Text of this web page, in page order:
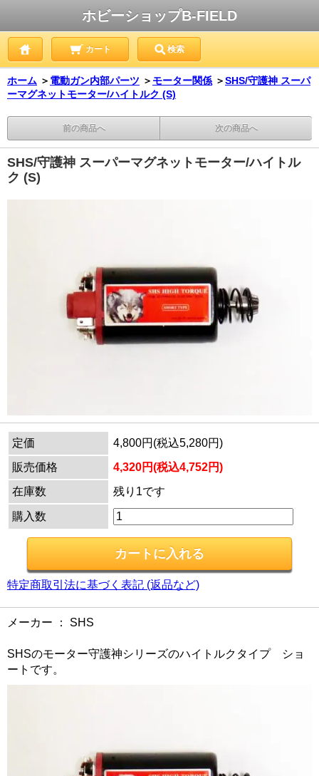
ホビーショップB-FIELD
カート 検索
ホーム ＞ 電動ガン内部パーツ ＞ モーター関係 ＞SHS/守護神 スーパ
ーマグネットモーター/ハイトルク (S)
前の商品へ 次の商品へ
SHS/守護神 スーパーマグネットモーター/ハイトル
ク (S)
定価
4,800円(税込5,280円)
販売価格
4,320円(税込4,752円)
在庫数
残り1です
購入数
特定商取引法に基づく表記 (返品など)
メーカー ： SHS
SHSのモーター守護神シリーズのハイトルクタイプ ショ
ートです。